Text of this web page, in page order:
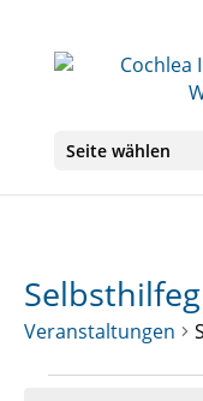
Seite wählen
Veranstaltungen